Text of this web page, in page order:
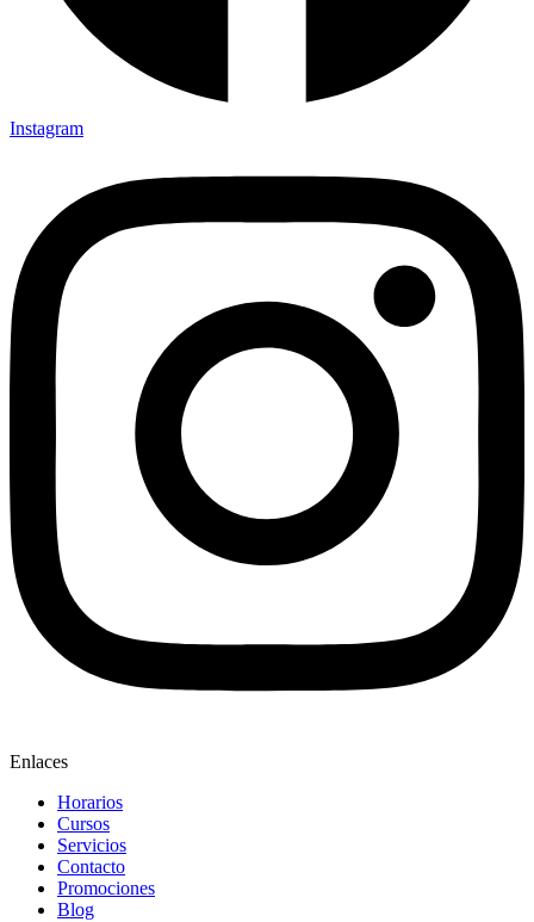
Instagram
Enlaces
Horarios
Cursos
Servicios
Contacto
Promociones
Blog